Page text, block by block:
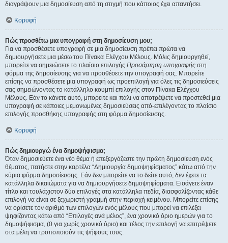
διαγράψουν μια δημοσίευση από τη στιγμή που κάποιος έχει απαντήσει.
Κορυφή
Πώς προσθέτω μια υπογραφή στη δημοσίευση μου;
Για να προσθέσετε υπογραφή σε μια δημοσίευση πρέπει πρώτα να
δημιουργήσετε μια μέσω του Πίνακα Ελέγχου Μέλους. Μόλις δημιουργηθεί,
μπορείτε να σημειώσετε το πλαίσιο επιλογής Προσάρτηση υπογραφής στη
φόρμα της δημοσίευσης για να προσθέσετε την υπογραφή σας. Μπορείτε
επίσης να προσθέσετε μια υπογραφή ως προεπιλογή για όλες τις δημοσιεύσεις
σας σημειώνοντας το κατάλληλο κουμπί επιλογής στον Πίνακα Ελέγχου
Μέλους. Εάν το κάνετε αυτό, μπορείτε και πάλι να αποτρέψετε να προστεθεί μια
υπογραφή σε κάποιες μεμονωμένες δημοσιεύσεις από-επιλέγοντας το πλαίσιο
επιλογής προσθήκης υπογραφής στη φόρμα δημοσίευσης.
Κορυφή
Πώς δημιουργώ ένα δημοψήφισμα;
Όταν δημοσιεύετε ένα νέο θέμα ή επεξεργάζεστε την πρώτη δημοσίευση ενός
θέματος, πατήστε στην καρτέλα “Δημιουργία δημοψηφίσματος” κάτω από την
κύρια φόρμα δημοσίευσης. Εάν δεν μπορείτε να το δείτε αυτό, δεν έχετε τα
κατάλληλα δικαιώματα για να δημιουργήσετε δημοψηφίσματα. Εισάγετε έναν
τίτλο και τουλάχιστον δύο επιλογές στα κατάλληλα πεδία, διασφαλίζοντας κάθε
επιλογή να είναι σε ξεχωριστή γραμμή στην περιοχή κειμένου. Μπορείτε επίσης
να ορίσετε τον αριθμό των επιλογών ενός μέλους που μπορεί να επιλέξει
ψηφίζοντας κάτω από “Επιλογές ανά μέλος”, ένα χρονικό όριο ημερών για το
δημοψήφισμα, (0 για χωρίς χρονικό όριο) και τέλος την επιλογή να επιτρέψετε
στα μέλη να τροποποιούν τις ψήφους τους.